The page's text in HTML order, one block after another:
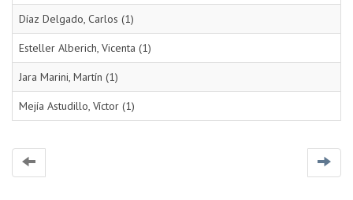
Díaz Delgado, Carlos (1)
Esteller Alberich, Vicenta (1)
Jara Marini, Martín (1)
Mejía Astudillo, Víctor (1)